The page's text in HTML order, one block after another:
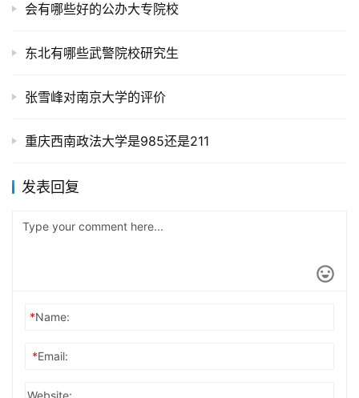
会有哪些好的公办大专院校
东北有哪些武警院校研究生
张雪峰对南京大学的评价
重庆西南政法大学是985还是211
发表回复
*Name:
*Email:
Website: